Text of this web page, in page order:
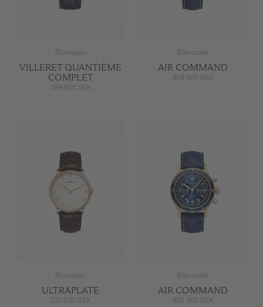
Blancpain
VILLERET QUANTIÈME
COMPLET
389 600 SEK
Blancpain
AIR COMMAND
404 600 SEK
Blancpain
ULTRAPLATE
277 500 SEK
Blancpain
AIR COMMAND
422 400 SEK